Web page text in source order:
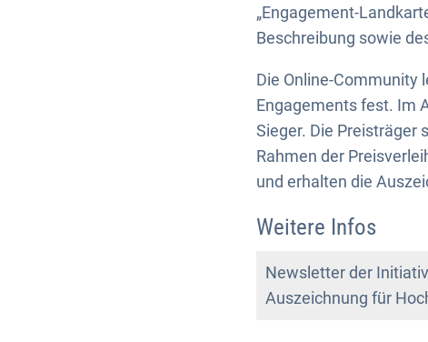
„Engagement-
Beschreibung sowie
Die Online-Community
Engagements fest. Im
Sieger. Die Preisträger
Rahmen der
und erhalten die
Weitere Infos
Newsletter der
Auszeichnung für